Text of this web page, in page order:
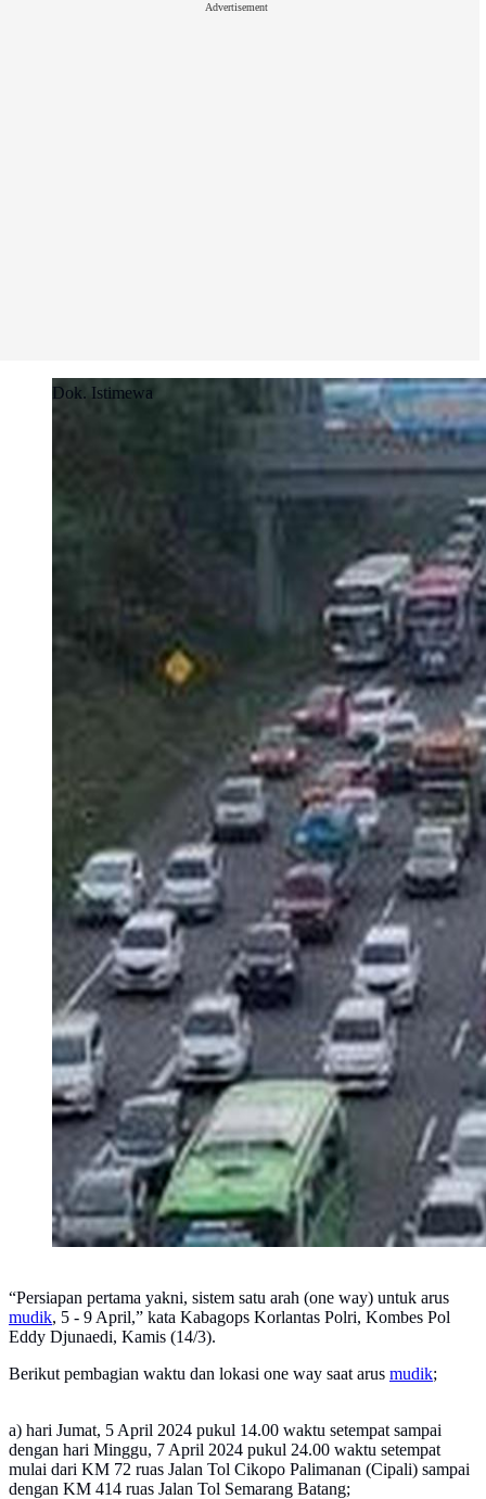
Advertisement
Dok. Istimewa
“Persiapan pertama yakni, sistem satu arah (one way) untuk arus
mudik, 5 - 9 April,” kata Kabagops Korlantas Polri, Kombes Pol
Eddy Djunaedi, Kamis (14/3).
Berikut pembagian waktu dan lokasi one way saat arus mudik;
a) hari Jumat, 5 April 2024 pukul 14.00 waktu setempat sampai
dengan hari Minggu, 7 April 2024 pukul 24.00 waktu setempat
mulai dari KM 72 ruas Jalan Tol Cikopo Palimanan (Cipali) sampai
dengan KM 414 ruas Jalan Tol Semarang Batang;